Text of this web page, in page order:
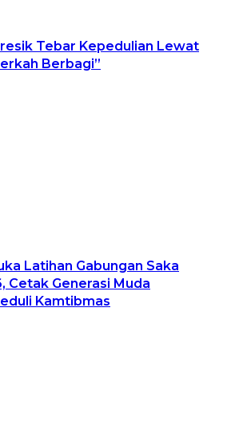
Tebar Kepedulian Lewat
Berbagi”
Latihan Gabungan Saka
Cetak Generasi Muda
Kamtibmas